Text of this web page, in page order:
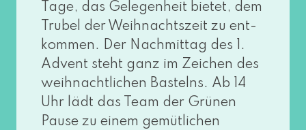
Tage, das Gelegenheit bie­tet, dem
Trubel der Weihnachtszeit zu ent­
kom­men. Der Nachmittag des 1.
Advent steht ganz im Zeichen des
weih­nacht­li­chen Bastelns. Ab 14
Uhr lädt das Team der Grünen
Pause zu einem gemüt­li­chen